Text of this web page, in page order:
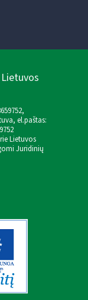
el.paštas:
Lietuvos
Juridinių